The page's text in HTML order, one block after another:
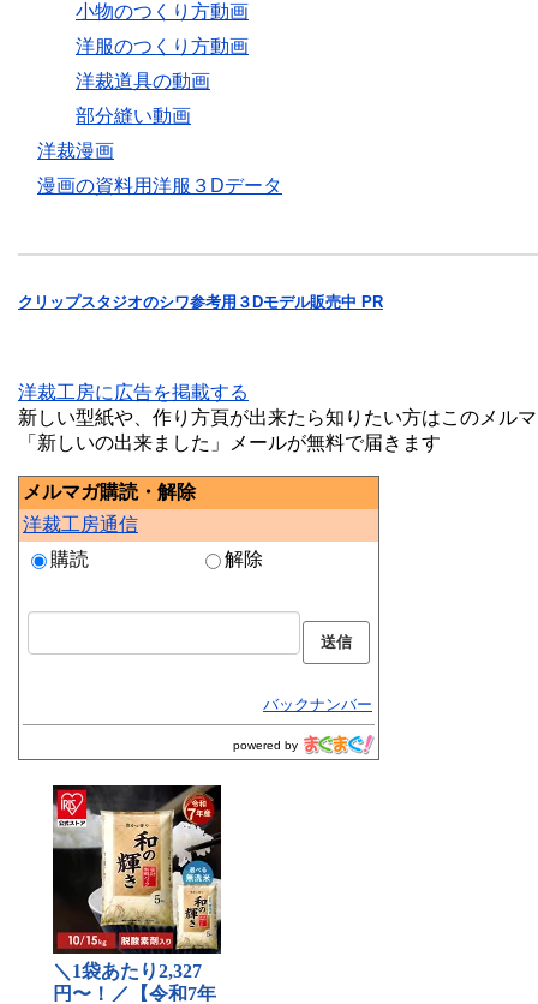
小物のつくり方動画
洋服のつくり方動画
洋裁道具の動画
部分縫い動画
洋裁漫画
漫画の資料用洋服３Dデータ
クリップスタジオのシワ参考用３Dモデル販売中 PR
洋裁工房に広告を掲載する
新しい型紙や、作り方頁が出来たら知りたい方はこのメル
「新しいの出来ました」メールが無料で届きます
メルマガ購読・解除
洋裁工房通信
購読
解除
バックナンバー
powered by